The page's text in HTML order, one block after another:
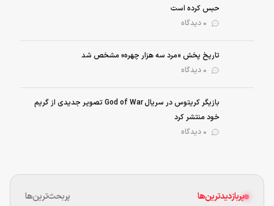
حبس کرده است
تاریخ پخش «مرد سه هزار چهره» مشخص شد
بازیگر کریتوس در سریال God of War تصویر جدیدی از گریم
خود منتشر کرد
پربازدیدترین‌ها پربحث‌ترین‌ها